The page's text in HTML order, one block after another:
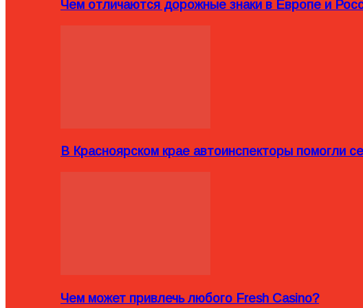
Чем отличаются дорожные знаки в Европе и
В Красноярском крае автоинспекторы помогли
Чем может привлечь любого Fresh Casino?